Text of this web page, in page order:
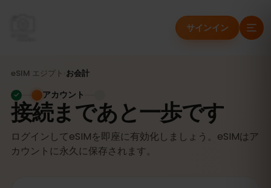
サインイン
eSIM エジプト お会計
接続まであと一歩です
ログインしてeSIMを即座に有効化しましょう。eSIMはア
カウントに永久に保存されます。
アカウント